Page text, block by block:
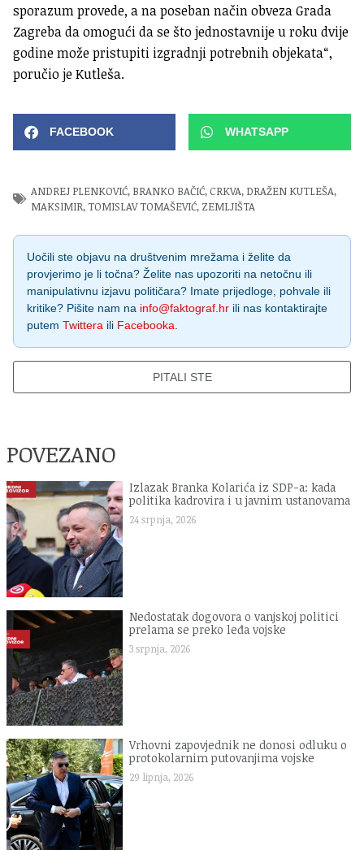
sporazum provede, a na poseban način obveza Grada
Zagreba da omogući da se što jednostavnije u roku dvije
godine može pristupiti izgradnji potrebnih objekata“,
poručio je Kutleša.
FACEBOOK WHATSAPP
ANDREJ PLENKOVIĆ, BRANKO BAČIĆ,CRKVA, DRAŽEN KUTLEŠA,
MAKSIMIR,TOMISLAV TOMAŠEVIĆ, ZEMLJIŠTA
Uočili ste objavu na društvenim mrežama i želite da
provjerimo je li točna? Želite nas upozoriti na netočnu ili
manipulativnu izjavu političara? Imate prijedloge, pohvale ili
kritike? Pišite nam na info@faktograf.hr ili nas kontaktirajte
putem Twittera ili Facebooka
PITALI STE
POVEZANO
Izlazak Branka Kolarića iz SDP-a: kada
politika kadrovira i u javnim ustanovama
24 srpnja, 2026
Nedostatak dogovora o vanjskoj politici
prelama se preko leđa vojske
3 srpnja, 2026
Vrhovni zapovjednik ne donosi odluku o
protokolarnim putovanjima vojske
29 lipnja, 2026